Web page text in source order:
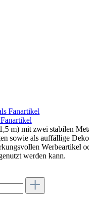
m) mit zwei stabilen
sowie als auffällige
Werbeartikel
werden kann.